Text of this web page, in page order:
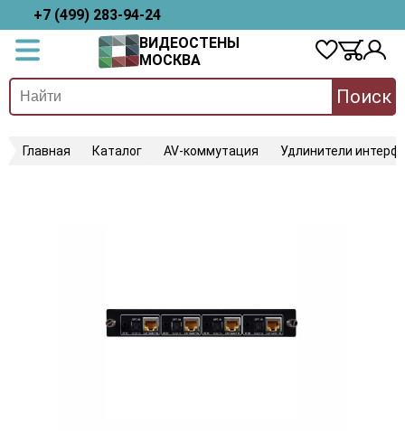
+7 (499) 283-94-24
ВИДЕОСТЕНЫ
МОСКВА
Поиск
Главная Каталог AV-коммутация Удлинители